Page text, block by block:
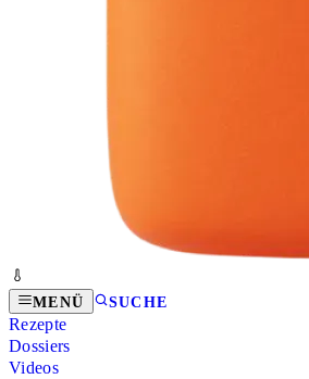
MENÜ SUCHE
Rezepte
Dossiers
Videos